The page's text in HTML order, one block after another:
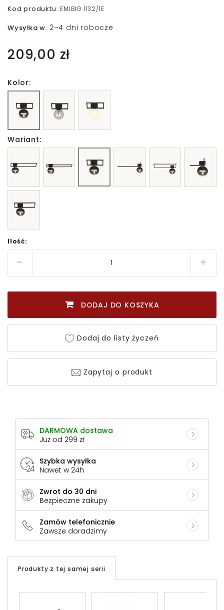
Kod produktu: EMIBIG 1132/1E
Wysyłka w: 2–4 dni robocze
209,00 zł
Kolor:
Wariant:
Ilość:
DODAJ DO KOSZYKA
Dodaj do listy życzeń
Zapytaj o produkt
DARMOWA dostawa
Już od 299 zł
Szybka wysyłka
Nawet w 24h
Zwrot do 30 dni
Bezpieczne zakupy
Zamów telefonicznie
Zawsze doradzimy
Produkty z tej samej serii